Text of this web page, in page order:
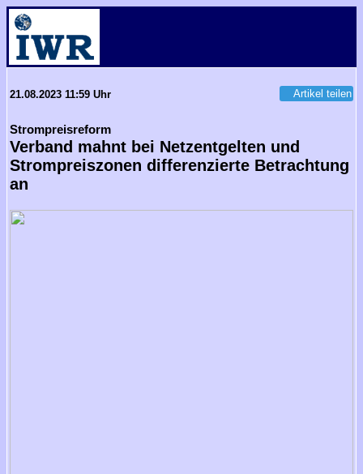
21.08.2023 11:59 Uhr Artikel teilen
Strompreisreform
Verband mahnt bei Netzentgelten und
Strompreiszonen differenzierte Betrachtung
an